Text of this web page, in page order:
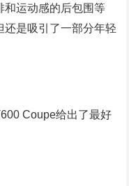
和运动感的后包围等
还是吸引了一部分年轻
Coupe给出了最好